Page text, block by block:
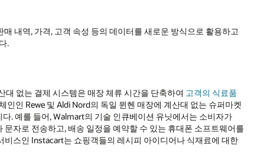
내역, 가격, 고객 속성 등의 데이터를 새로운 방식으로 활용하고
.
없는 결제 시스템은 매장 체류 시간을 단축하여 고객의 식료품
인 Rewe 및 Aldi Nord의 독일 뮌헨 매장에 계산대 없는 슈퍼마켓
. 예를 들어, Walmart의 기술 인큐베이션 유닛에서는 소비자가
자로 전송하고, 배송 일정을 예약할 수 있는 휴대폰 소프트웨어를
스인 Instacart는 쇼핑객들의 레시피 아이디어나 식재료에 대한